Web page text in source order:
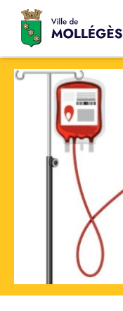
Accéder au contenu